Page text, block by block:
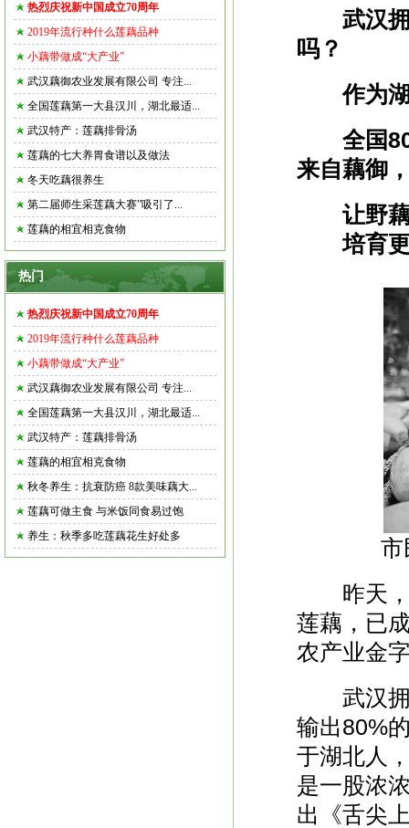
热烈庆祝新中国成立70周年
2019年流行种什么莲藕品种
小藕带做成“大产业”
武汉藕御农业发展有限公司 专注...
全国莲藕第一大县汉川，湖北最适...
武汉特产：莲藕排骨汤
莲藕的七大养胃食谱以及做法
冬天吃藕很养生
第二届师生采莲藕大赛”吸引了...
莲藕的相宜相克食物
热门
热烈庆祝新中国成立70周年
2019年流行种什么莲藕品种
小藕带做成“大产业”
武汉藕御农业发展有限公司 专注...
全国莲藕第一大县汉川，湖北最适...
武汉特产：莲藕排骨汤
莲藕的相宜相克食物
秋冬养生：抗衰防癌 8款美味藕大...
莲藕可做主食 与米饭同食易过饱
养生：秋季多吃莲藕花生好处多
武汉拥
吗？
作为湖
全国
来自藕御
让野藕
培育更
市
昨天，
莲藕 ，已
农产业金
武汉拥
输出80%
于湖北人
是一股浓
出《舌尖